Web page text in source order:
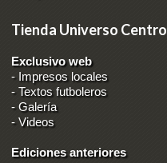
Tienda Universo Centro
Exclusivo web
- Impresos locales
-Textos futboleros
-Galería
-Videos
Ediciones anteriores